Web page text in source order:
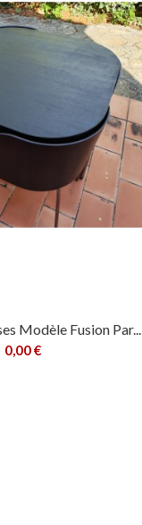
Modèle Fusion Par...
0,00 €